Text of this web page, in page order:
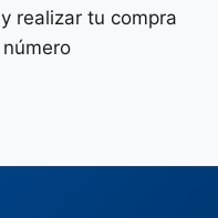
realizar tu compra